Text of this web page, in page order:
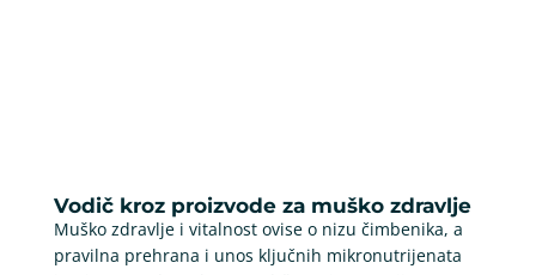
Vodič kroz proizvode za muško zdravlje
Muško zdravlje i vitalnost ovise o nizu čimbenika, a
pravilna prehrana i unos ključnih mikronutrijenata